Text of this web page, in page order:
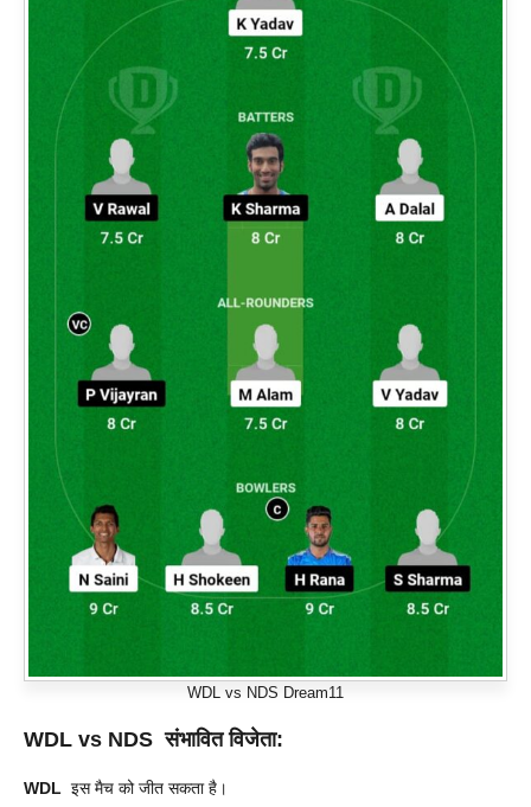
WDL vs NDS Dream11
WDL vs NDS संभावित विजेता:
WDL इस मैच को जीत सकता है।